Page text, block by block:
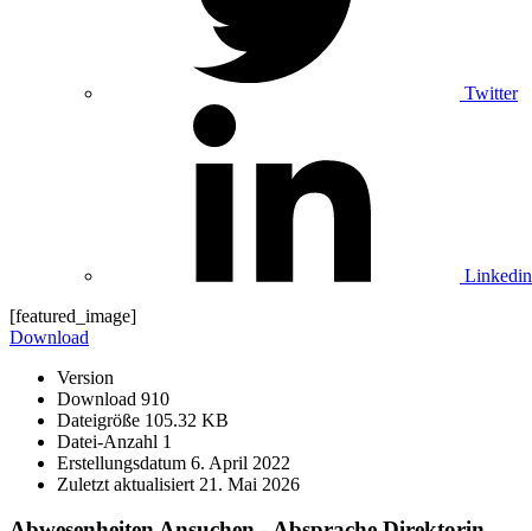
Twitter
Linkedin
[featured_image]
Download
Version
Download 910
Dateigröße 105.32 KB
Datei-Anzahl 1
Erstellungsdatum 6. April 2022
Zuletzt aktualisiert 21. Mai 2026